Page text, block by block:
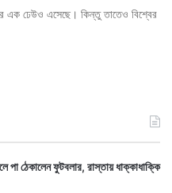
এক ঢেউও এসেছে। কিন্তু তাতেও বিশ্বের
পা ঠেকালেন ফুটবলার, রাস্তায় ধাক্কাধাক্কি